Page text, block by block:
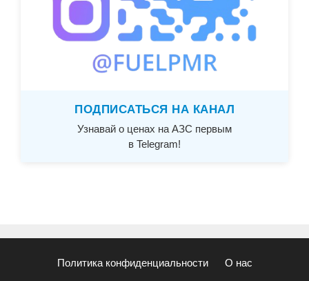
ПОДПИСАТЬСЯ НА КАНАЛ
Узнавай о ценах на АЗС первым
в Telegram!
Политика конфиденциальности О нас